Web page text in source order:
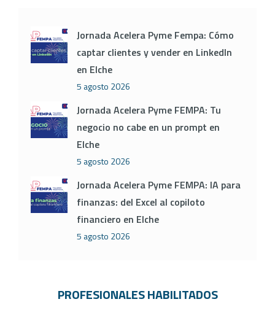
Jornada Acelera Pyme Fempa: Cómo
captar clientes y vender en LinkedIn
en Elche
5 agosto 2026
Jornada Acelera Pyme FEMPA: Tu
negocio no cabe en un prompt en
Elche
5 agosto 2026
Jornada Acelera Pyme FEMPA: IA para
finanzas: del Excel al copiloto
financiero en Elche
5 agosto 2026
PROFESIONALES HABILITADOS